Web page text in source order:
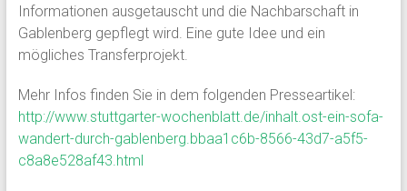
Informationen ausgetauscht und die Nachbarschaft in
Gablenberg gepflegt wird. Eine gute Idee und ein
mögliches Transferprojekt.
Mehr Infos finden Sie in dem folgenden Presseartikel:
http://www.stuttgarter-wochenblatt.de/inhalt.ost-ein-sofa-
wandert-durch-gablenberg.bbaa1c6b-8566-43d7-a5f5-
c8a8e528af43.html